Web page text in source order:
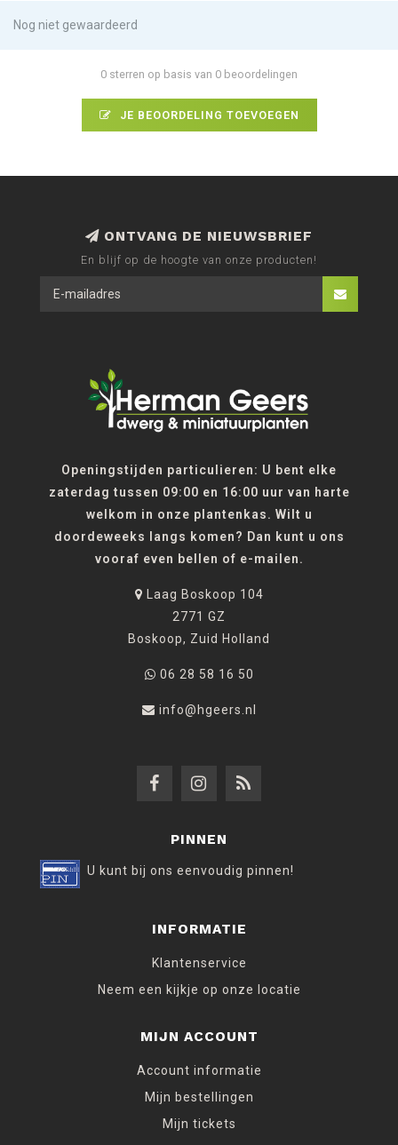
Nog niet gewaardeerd
0 sterren op basis van 0 beoordelingen
JE BEOORDELING TOEVOEGEN
ONTVANG DE NIEUWSBRIEF
En blijf op de hoogte van onze producten!
Openingstijden particulieren: U bent elke
zaterdag tussen 09:00 en 16:00 uur van harte
welkom in onze plantenkas. Wilt u
doordeweeks langs komen? Dan kunt u ons
vooraf even bellen of e-mailen.
Laag Boskoop 104
2771 GZ
Boskoop, Zuid Holland
06 28 58 16 50
info@hgeers.nl
PINNEN
U kunt bij ons eenvoudig pinnen!
INFORMATIE
Klantenservice
Neem een kijkje op onze locatie
MIJN ACCOUNT
Account informatie
Mijn bestellingen
Mijn tickets